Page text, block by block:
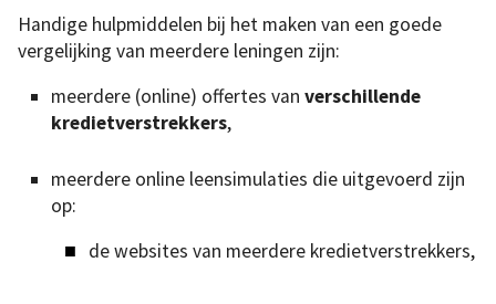
Handige hulpmiddelen bij het maken van een goede
vergelijking van meerdere leningen zijn:
meerdere (online) offertes van verschillende
kredietverstrekkers,
meerdere online leensimulaties die uitgevoerd zijn
op:
de websites van meerdere kredietverstrekkers,